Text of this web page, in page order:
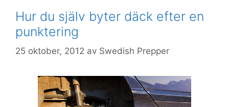
Hur du själv byter däck efter en
punktering
25 oktober, 2012 av Swedish Prepper